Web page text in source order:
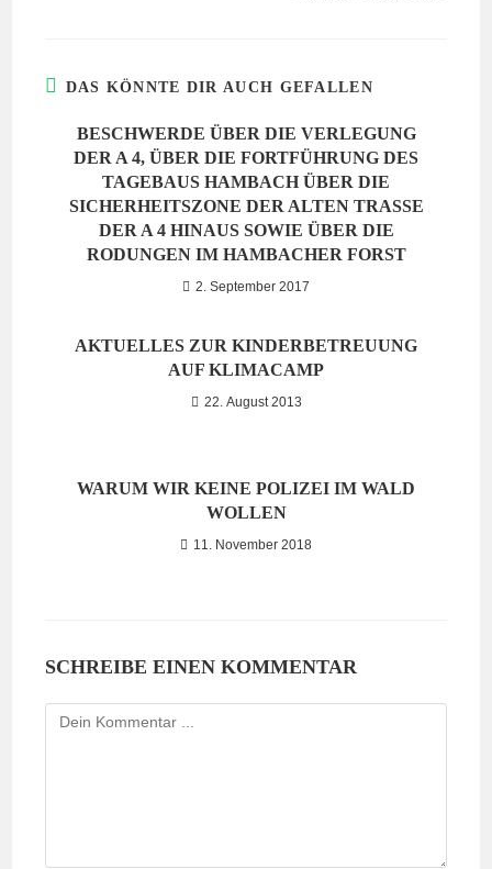
DAS KÖNNTE DIR AUCH GEFALLEN
BESCHWERDE ÜBER DIE VERLEGUNG
DER A 4, ÜBER DIE FORTFÜHRUNG DES
TAGEBAUS HAMBACH ÜBER DIE
SICHERHEITSZONE DER ALTEN TRASSE
DER A 4 HINAUS SOWIE ÜBER DIE
RODUNGEN IM HAMBACHER FORST
2. September 2017
AKTUELLES ZUR KINDERBETREUUNG
AUF KLIMACAMP
22. August 2013
WARUM WIR KEINE POLIZEI IM WALD
WOLLEN
11. November 2018
SCHREIBE EINEN KOMMENTAR
Kommentieren